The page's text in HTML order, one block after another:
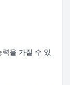
을 가질 수 있